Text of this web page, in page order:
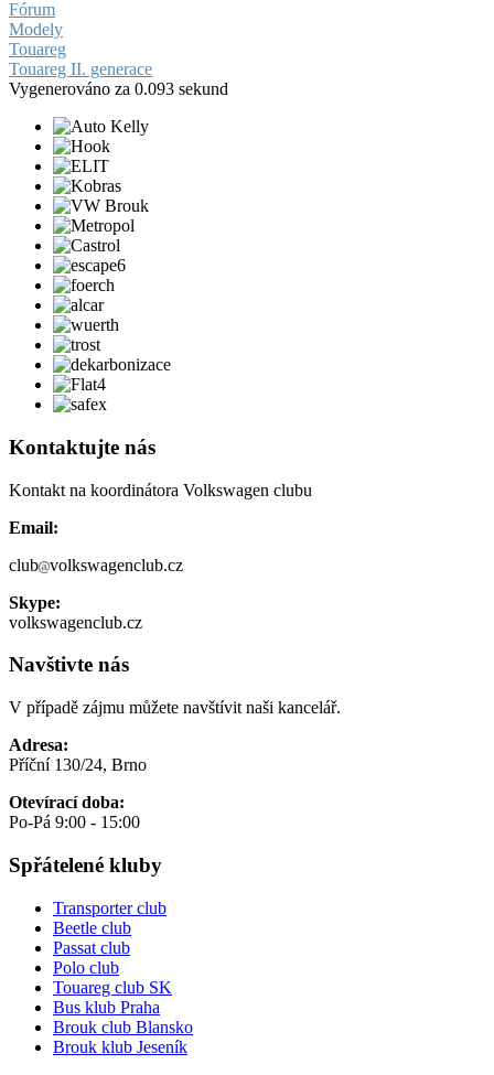
Fórum
Modely
Touareg
Touareg II. generace
Vygenerováno za 0.093 sekund
Kontaktujte nás
Kontakt na koordinátora Volkswagen clubu
Email:
club volkswagenclub.cz
Skype:
volkswagenclub.cz
Navštivte nás
V případě zájmu můžete navštívit naši kancelář.
Adresa:
Příční 130/24, Brno
Otevírací doba:
Po-Pá 9:00 - 15:00
Spřátelené kluby
Transporter club
Beetle club
Passat club
Polo club
Touareg club SK
Bus klub Praha
Brouk club Blansko
Brouk klub Jeseník